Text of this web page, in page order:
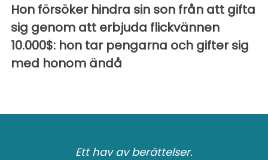
Hon försöker hindra sin son från att gifta
sig genom att erbjuda flickvännen
10.000$: hon tar pengarna och gifter sig
med honom ändå
Ett hav av berättelser.